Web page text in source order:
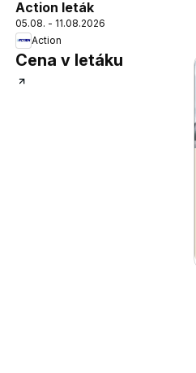
Action leták
05.08. - 11.08.2026
Action
Cena v letáku